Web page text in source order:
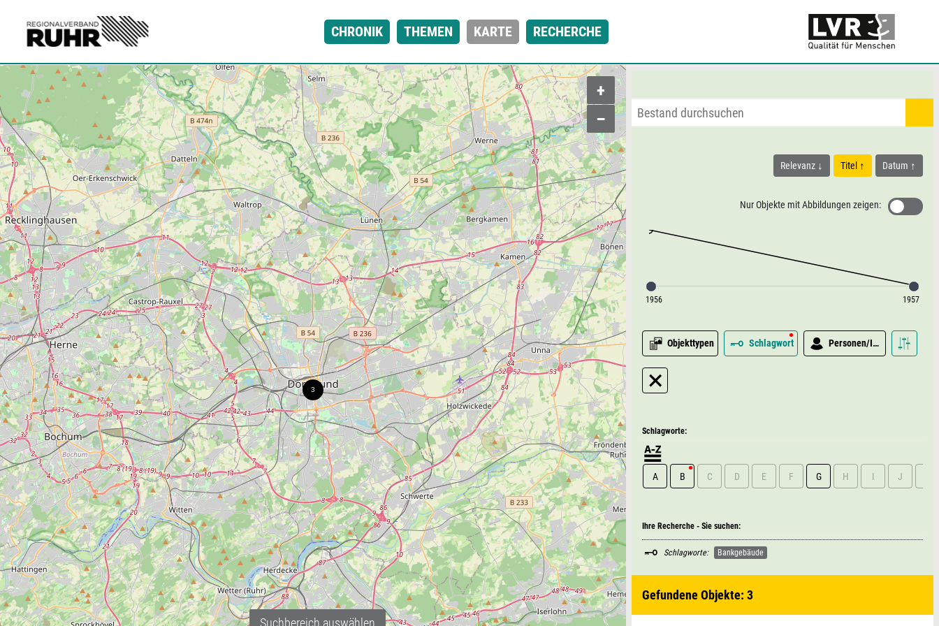
CHRONIK THEMEN KARTE RECHERCHE
+
–
Suchbereich auswählen
Objekttypen Schlagwort Personen/Institutionen
Gefundene Objekte: 3
1956 1957
Relevanz Titel Datum
Nur Objekte mit Abbildungen zeigen:
Schlagworte:
A B C D E F G H I J
Ihre Recherche - Sie suchen:
Schlagworte: Bankgebäude